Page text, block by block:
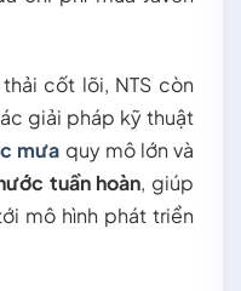
cốt lõi, NTS còn
giải pháp kỹ thuật
mưa quy mô lớn và
tuần hoàn, giúp
mô hình phát triển